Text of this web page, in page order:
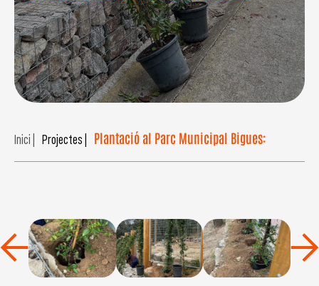
Inici | Projectes | Plantació al Parc Municipal Bigues: